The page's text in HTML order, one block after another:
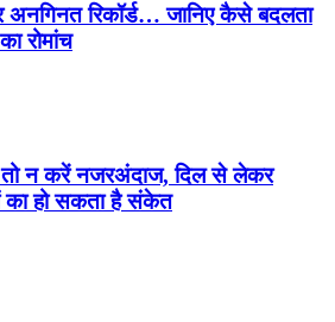
रिकॉर्ड… जानिए कैसे बदलता
रोमांच
तो न करें नजरअंदाज, दिल से लेकर
का हो सकता है संकेत